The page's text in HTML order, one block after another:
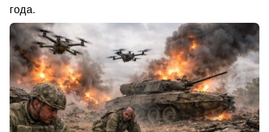
года.